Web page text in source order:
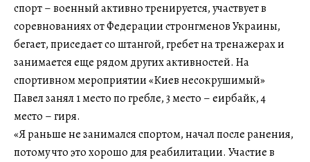
спорт – военный активно тренируется, участвует в
соревнованиях от Федерации стронгменов Украины,
бегает, приседает со штангой, гребет на тренажерах и
занимается еще рядом других активностей. На
спортивном мероприятии «Киев несокрушимый»
Павел занял 1 место по гребле, 3 место – еирбайк, 4
место – гиря.
«Я раньше не занимался спортом, начал после ранения,
потому что это хорошо для реабилитации. Участие в